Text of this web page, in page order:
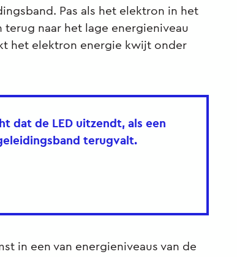
Pas als het elektron in het
naar het lage energieniveau
het elektron energie kwijt onder
dat de LED uitzendt, als een
terugvalt.
in een van energieniveaus van de